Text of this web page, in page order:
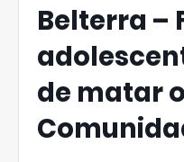
Belterra –
de matar